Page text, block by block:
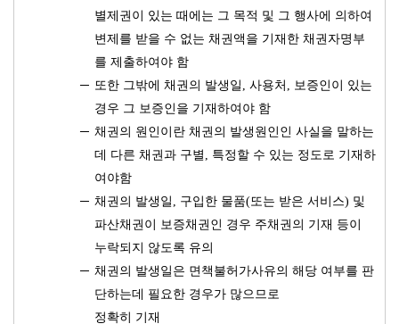
별제권이 있는 때에는 그 목적 및 그 행사에 의하여
변제를 받을 수 없는 채권액을 기재한 채권자명부
를 제출하여야 함
─ 또한 그밖에 채권의 발생일, 사용처, 보증인이 있는
경우 그 보증인을 기재하여야 함
─ 채권의 원인이란 채권의 발생원인인 사실을 말하는
데 다른 채권과 구별, 특정할 수 있는 정도로 기재하
여야함
─ 채권의 발생일, 구입한 물품(또는 받은 서비스) 및
파산채권이 보증채권인 경우 주채권의 기재 등이
누락되지 않도록 유의
─ 채권의 발생일은 면책불허가사유의 해당 여부를 판
단하는데 필요한 경우가 많으므로
정확히 기재